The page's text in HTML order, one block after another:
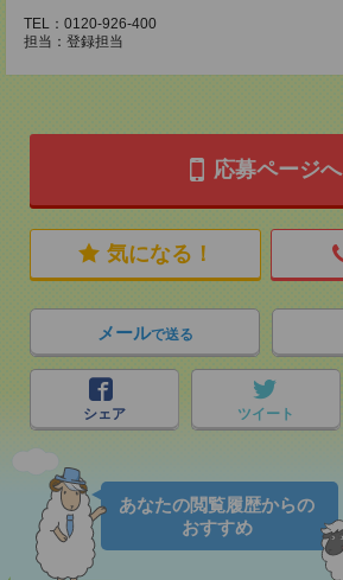
TEL：0120-926-400
担当：登録担当
応募ページへ
気になる！
メールで送る
シェア ツイート
あなたの閲覧履歴からの
おすすめ